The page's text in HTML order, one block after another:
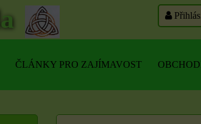
ČLÁNKY PRO ZAJÍMAVOST